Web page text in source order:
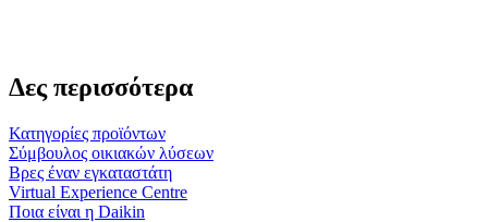
Δες περισσότερα
Κατηγορίες προϊόντων
Σύμβουλος οικιακών λύσεων
Βρες έναν εγκαταστάτη
Virtual Experience Centre
Ποια είναι η Daikin